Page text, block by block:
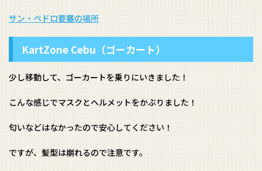
サン・ペドロ要塞の場所
KartZone Cebu（ゴーカート）
少し移動して、ゴーカートを乗りにいきました！
こんな感じでマスクとヘルメットをかぶりました！
匂いなどはなかったので安心してください！
ですが、髪型は崩れるので注意です。